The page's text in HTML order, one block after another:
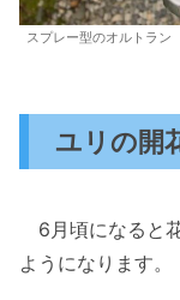
スプレー型のオルトラン
ユリの開
6月頃になると
ようになります。